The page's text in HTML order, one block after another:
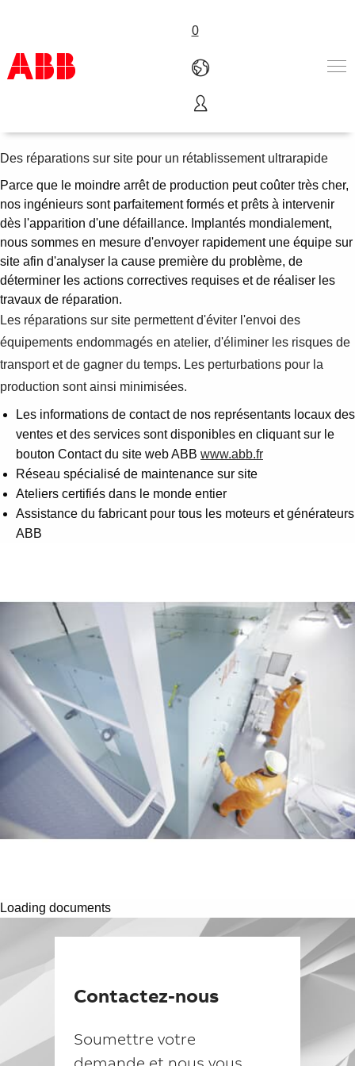
0
Produits & Services
Industries
Services
A propos
Où acheter
Contactez-nous
Carrières
Suggestions
Products
See more products
Shopping list preview
Réparations sur site
Des réparations sur site pour un rétablissement ultrarapide
Parce que le moindre arrêt de production peut coûter très cher,
nos ingénieurs sont parfaitement formés et prêts à intervenir
dès l'apparition d'une défaillance. Implantés mondialement,
nous sommes en mesure d'envoyer rapidement une équipe sur
site afin d'analyser la cause première du problème, de
déterminer les actions correctives requises et de réaliser les
travaux de réparation.
Les réparations sur site permettent d'éviter l'envoi des
équipements endommagés en atelier, d'éliminer les risques de
transport et de gagner du temps. Les perturbations pour la
production sont ainsi minimisées.
Les informations de contact de nos représentants locaux des
ventes et des services sont disponibles en cliquant sur le
bouton Contact du site web ABB www.abb.fr
Réseau spécialisé de maintenance sur site
Ateliers certifiés dans le monde entier
Assistance du fabricant pour tous les moteurs et générateurs
ABB
Loading documents
Contactez-nous
Soumettre votre